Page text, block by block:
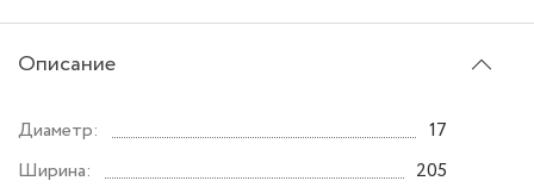
Описание
Диаметр:
17
Ширина:
205